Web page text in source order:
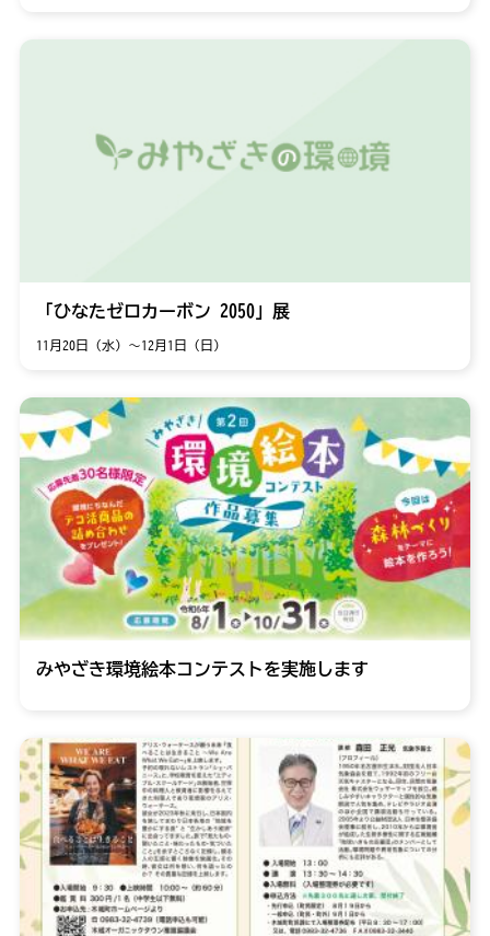
「ひなたゼロカーボン 2050」展
11月20日（水）～12月1日（日）
みやざき環境絵本コンテストを実施します